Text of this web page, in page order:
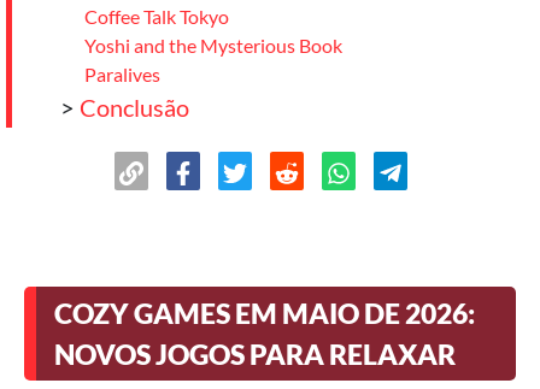
Coffee Talk Tokyo
Yoshi and the Mysterious Book
Paralives
> Conclusão
COZY GAMES EM MAIO DE 2026:
NOVOS JOGOS PARA RELAXAR